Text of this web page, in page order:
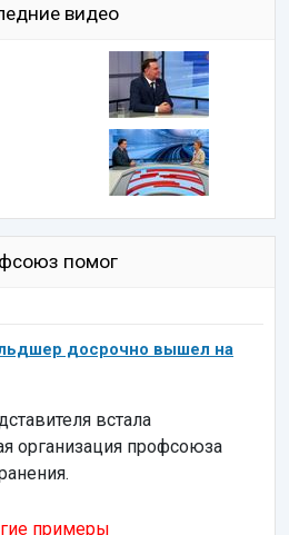
видео
помог
досрочно вышел на
встала
организация профсоюза
примеры